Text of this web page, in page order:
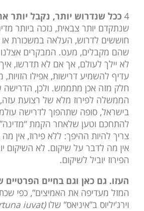
4 ככל שנדרוש יותר, נקבל יותר
שנתקדם יותר צבאית, נזכה ביותר
חוששים לדרוש, העלאה במשכורת או
שהם מקבלים, מעט. המבקרים אצלנו
לא יילך לעולם, אך אם לא תדרשו, איך
עדיף להשמיע דרישות, אפילו
חלק מזה אכן מתממש. ולכן,
הממשלה לפירוז מלא של רצועת
בישראל, סופה שתהפוך לדרישה
להתחכם וטען שלאחר הקמת “מדינה”
צריך להיות ההיפך: ללא פירוז, אין
אין מה לדבר על שיקום. לא השיקום
הפירוז יוביל לשיקום.
העזו. גם כאן וגם בחיים הפרטיים
המזל מעדיפה את האמיצים”, כפי
וירג’יליוס ב”איניאס” שלו(
iuvat).